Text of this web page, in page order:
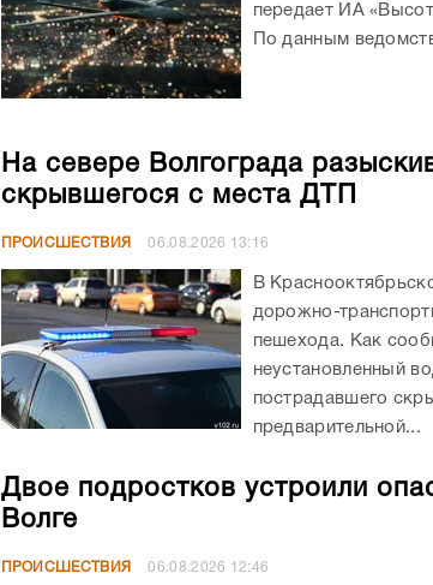
передает ИА
По данным
На севере Волгограда
скрывшегося с места ДТП
ПРОИСШЕСТВИЯ 06.08.2026 13:16
В
дорожно-
пешехода. Как
неустановленный
пострадавшего
предварительной...
Двое подростков устроили
Волге
ПРОИСШЕСТВИЯ 06.08.2026 12:46